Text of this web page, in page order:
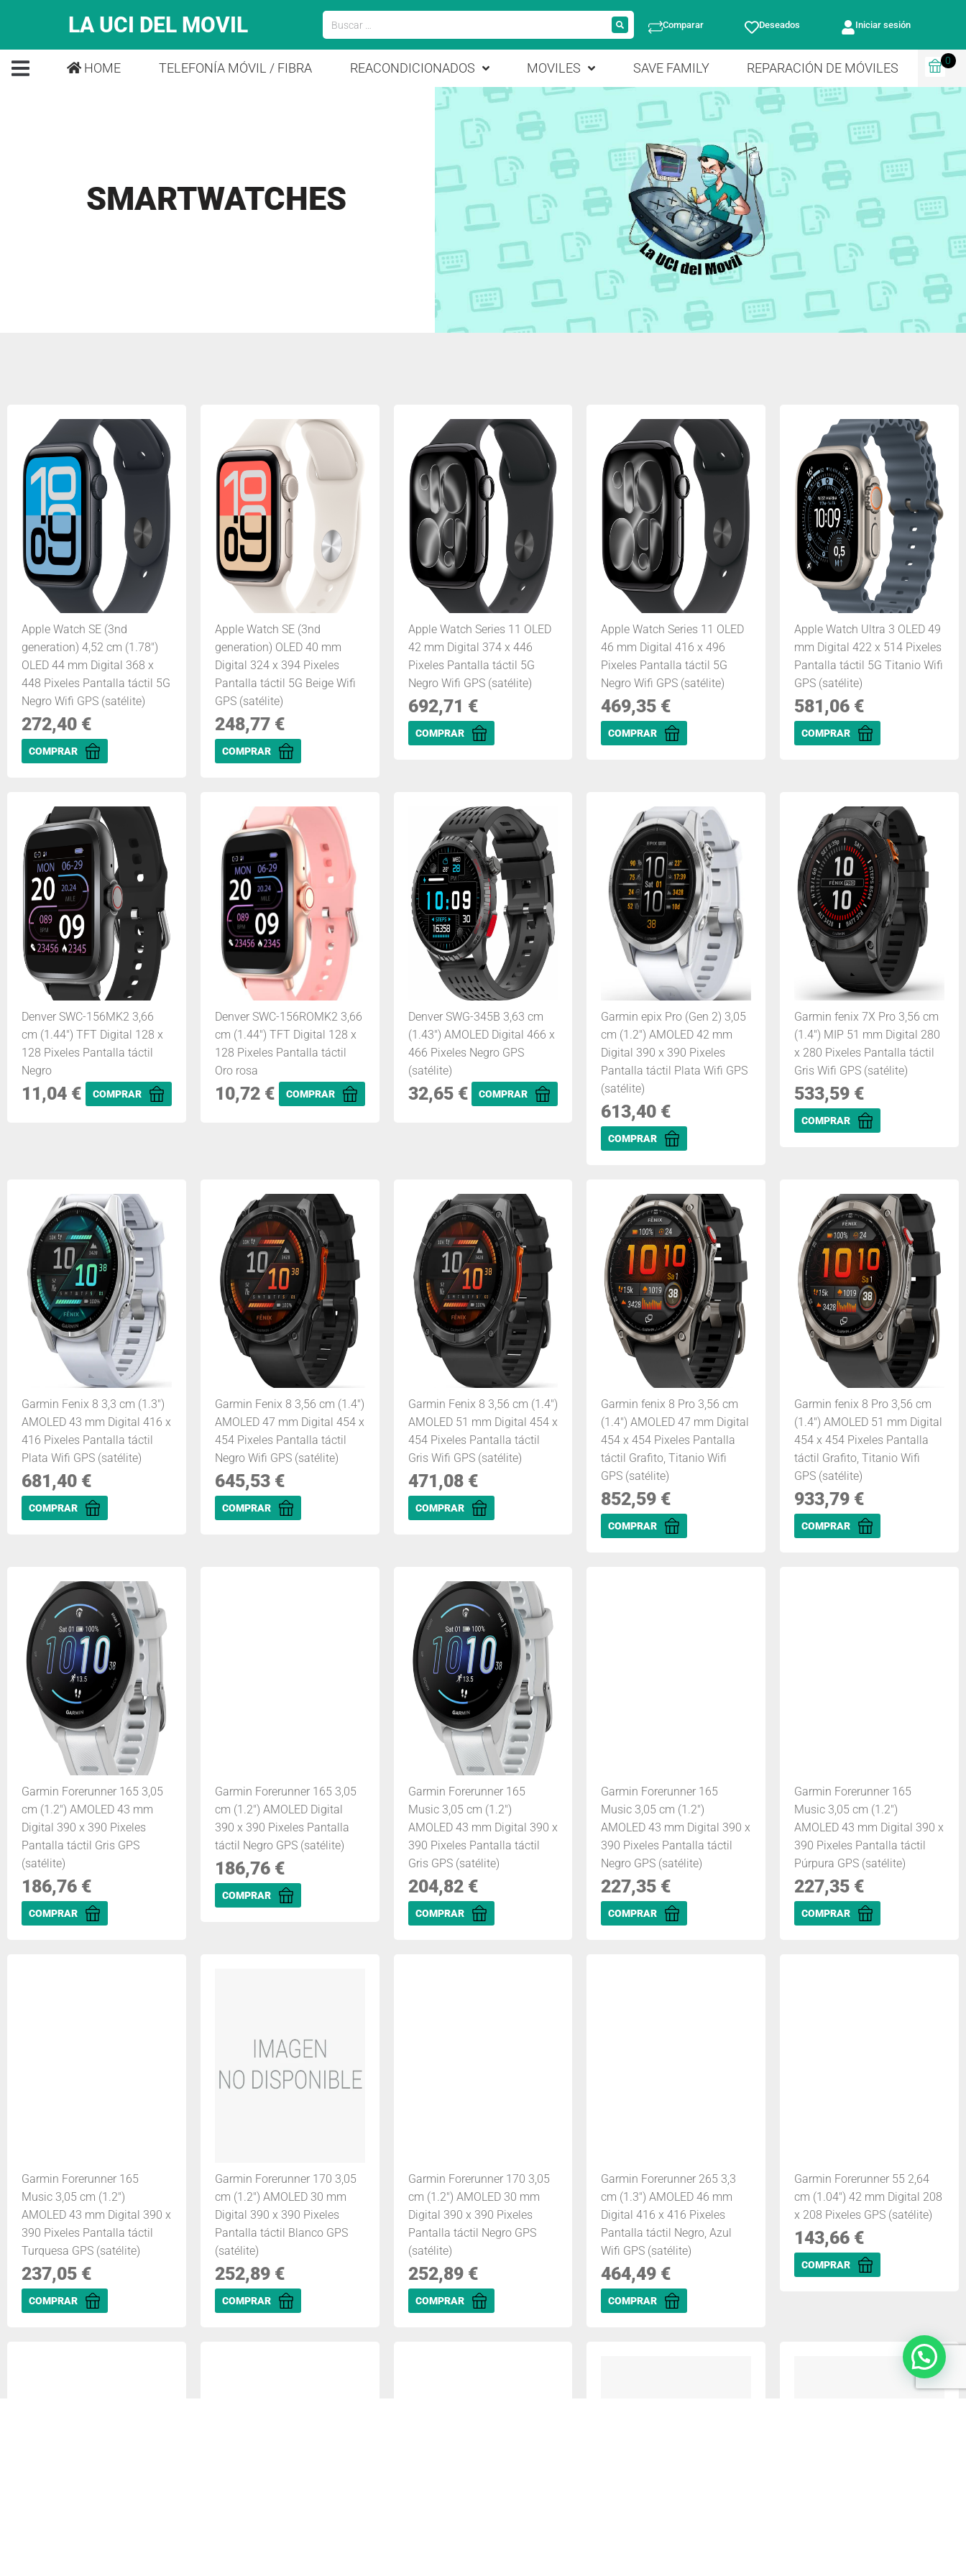
LA UCI DEL MOVIL Comparar Deseados Iniciar sesión
HOME TELEFONÍA MÓVIL / FIBRA REACONDICIONADOS MOVILES SAVE FAMILY REPARACIÓN DE MÓVILES
0
SMARTWATCHES
Apple Watch SE (3nd
generation) 4,52 cm (1.78")
OLED 44 mm Digital 368 x
448 Pixeles Pantalla táctil 5G
Negro Wifi GPS (satélite)
272,40 €
COMPRAR
Apple Watch SE (3nd
generation) OLED 40 mm
Digital 324 x 394 Pixeles
Pantalla táctil 5G Beige Wifi
GPS (satélite)
248,77 €
COMPRAR
Apple Watch Series 11 OLED
42 mm Digital 374 x 446
Pixeles Pantalla táctil 5G
Negro Wifi GPS (satélite)
692,71 €
COMPRAR
Apple Watch Series 11 OLED
46 mm Digital 416 x 496
Pixeles Pantalla táctil 5G
Negro Wifi GPS (satélite)
469,35 €
COMPRAR
Apple Watch Ultra 3 OLED 49
mm Digital 422 x 514 Pixeles
Pantalla táctil 5G Titanio Wifi
GPS (satélite)
581,06 €
COMPRAR
Denver SWC-156MK2 3,66
cm (1.44") TFT Digital 128 x
128 Pixeles Pantalla táctil
Negro
11,04 € COMPRAR
Denver SWC-156ROMK2 3,66
cm (1.44") TFT Digital 128 x
128 Pixeles Pantalla táctil
Oro rosa
10,72 € COMPRAR
Denver SWG-345B 3,63 cm
(1.43") AMOLED Digital 466 x
466 Pixeles Negro GPS
(satélite)
32,65 € COMPRAR
Garmin epix Pro (Gen 2) 3,05
cm (1.2") AMOLED 42 mm
Digital 390 x 390 Pixeles
Pantalla táctil Plata Wifi GPS
(satélite)
613,40 €
COMPRAR
Garmin fenix 7X Pro 3,56 cm
(1.4") MIP 51 mm Digital 280
x 280 Pixeles Pantalla táctil
Gris Wifi GPS (satélite)
533,59 €
COMPRAR
Garmin Fenix 8 3,3 cm (1.3")
AMOLED 43 mm Digital 416 x
416 Pixeles Pantalla táctil
Plata Wifi GPS (satélite)
681,40 €
COMPRAR
Garmin Fenix 8 3,56 cm (1.4")
AMOLED 47 mm Digital 454 x
454 Pixeles Pantalla táctil
Negro Wifi GPS (satélite)
645,53 €
COMPRAR
Garmin Fenix 8 3,56 cm (1.4")
AMOLED 51 mm Digital 454 x
454 Pixeles Pantalla táctil
Gris Wifi GPS (satélite)
471,08 €
COMPRAR
Garmin fenix 8 Pro 3,56 cm
(1.4") AMOLED 47 mm Digital
454 x 454 Pixeles Pantalla
táctil Grafito, Titanio Wifi
GPS (satélite)
852,59 €
COMPRAR
Garmin fenix 8 Pro 3,56 cm
(1.4") AMOLED 51 mm Digital
454 x 454 Pixeles Pantalla
táctil Grafito, Titanio Wifi
GPS (satélite)
933,79 €
COMPRAR
Garmin Forerunner 165 3,05
cm (1.2") AMOLED 43 mm
Digital 390 x 390 Pixeles
Pantalla táctil Gris GPS
(satélite)
186,76 €
COMPRAR
Garmin Forerunner 165 3,05
cm (1.2") AMOLED Digital
390 x 390 Pixeles Pantalla
táctil Negro GPS (satélite)
186,76 €
COMPRAR
Garmin Forerunner 165
Music 3,05 cm (1.2")
AMOLED 43 mm Digital 390 x
390 Pixeles Pantalla táctil
Gris GPS (satélite)
204,82 €
COMPRAR
Garmin Forerunner 165
Music 3,05 cm (1.2")
AMOLED 43 mm Digital 390 x
390 Pixeles Pantalla táctil
Negro GPS (satélite)
227,35 €
COMPRAR
Garmin Forerunner 165
Music 3,05 cm (1.2")
AMOLED 43 mm Digital 390 x
390 Pixeles Pantalla táctil
Púrpura GPS (satélite)
227,35 €
COMPRAR
Garmin Forerunner 165
Music 3,05 cm (1.2")
AMOLED 43 mm Digital 390 x
390 Pixeles Pantalla táctil
Turquesa GPS (satélite)
237,05 €
COMPRAR
Garmin Forerunner 170 3,05
cm (1.2") AMOLED 30 mm
Digital 390 x 390 Pixeles
Pantalla táctil Blanco GPS
(satélite)
252,89 €
COMPRAR
Garmin Forerunner 170 3,05
cm (1.2") AMOLED 30 mm
Digital 390 x 390 Pixeles
Pantalla táctil Negro GPS
(satélite)
252,89 €
COMPRAR
Garmin Forerunner 265 3,3
cm (1.3") AMOLED 46 mm
Digital 416 x 416 Pixeles
Pantalla táctil Negro, Azul
Wifi GPS (satélite)
464,49 €
COMPRAR
Garmin Forerunner 55 2,64
cm (1.04") 42 mm Digital 208
x 208 Pixeles GPS (satélite)
143,66 €
COMPRAR